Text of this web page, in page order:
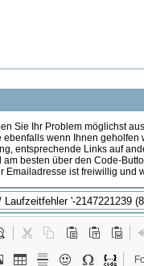
Sie Ihr Problem möglichst
ebenfalls wenn Ihnen
entsprechende Links auf
besten über den Code-
Emailadresse ist freiwillig und